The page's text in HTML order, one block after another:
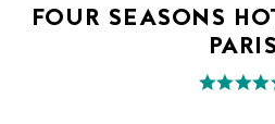
FOUR SEASONS
PARIS